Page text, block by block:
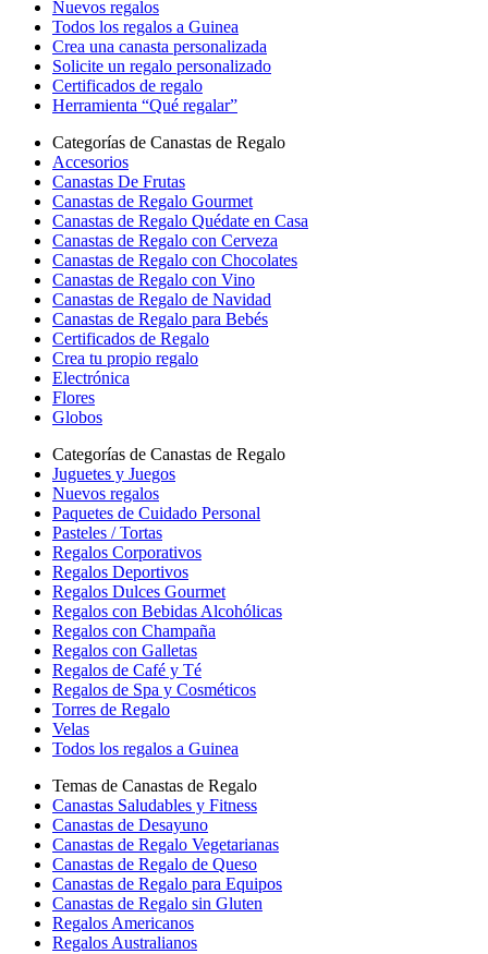
Nuevos regalos
Todos los regalos a Guinea
Crea una canasta personalizada
Solicite un regalo personalizado
Certificados de regalo
Herramienta “Qué regalar”
Categorías de Canastas de Regalo
Accesorios
Canastas De Frutas
Canastas de Regalo Gourmet
Canastas de Regalo Quédate en Casa
Canastas de Regalo con Cerveza
Canastas de Regalo con Chocolates
Canastas de Regalo con Vino
Canastas de Regalo de Navidad
Canastas de Regalo para Bebés
Certificados de Regalo
Crea tu propio regalo
Electrónica
Flores
Globos
Categorías de Canastas de Regalo
Juguetes y Juegos
Nuevos regalos
Paquetes de Cuidado Personal
Pasteles / Tortas
Regalos Corporativos
Regalos Deportivos
Regalos Dulces Gourmet
Regalos con Bebidas Alcohólicas
Regalos con Champaña
Regalos con Galletas
Regalos de Café y Té
Regalos de Spa y Cosméticos
Torres de Regalo
Velas
Todos los regalos a Guinea
Temas de Canastas de Regalo
Canastas Saludables y Fitness
Canastas de Desayuno
Canastas de Regalo Vegetarianas
Canastas de Regalo de Queso
Canastas de Regalo para Equipos
Canastas de Regalo sin Gluten
Regalos Americanos
Regalos Australianos